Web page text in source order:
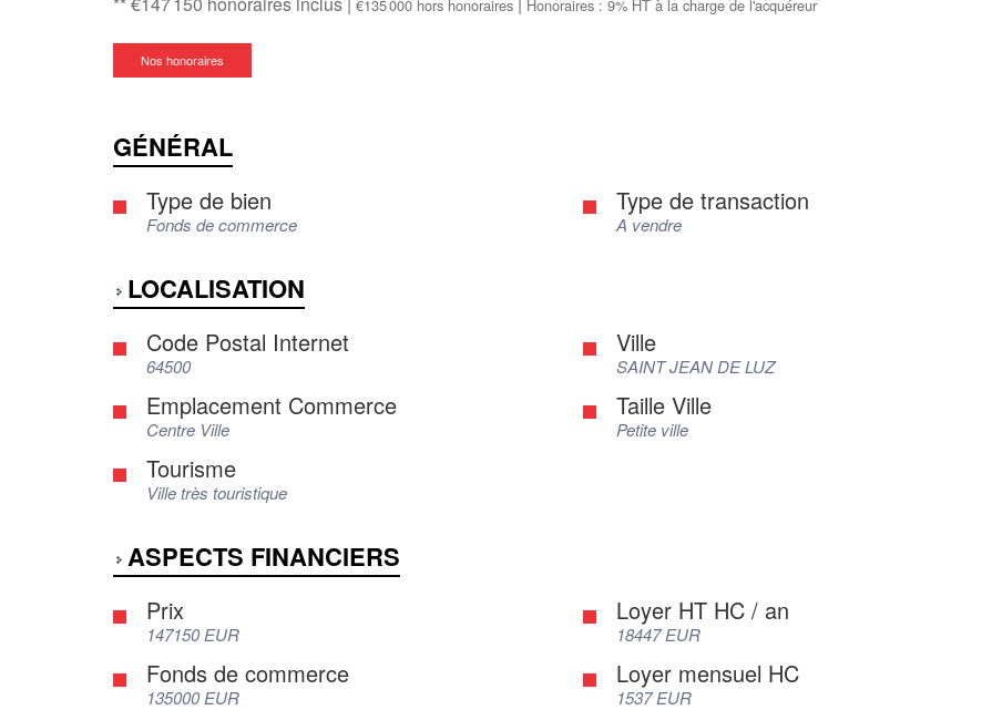
€135 000 hors honoraires Honoraires : 9% HT à la charge de l'acquéreur
Nos honoraires
GÉNÉRAL
Type de bien
Fonds de commerce
Type de transaction
A vendre
LOCALISATION
Code Postal Internet
64500
Ville
SAINT JEAN DE LUZ
Emplacement Commerce
Centre Ville
Taille Ville
Petite ville
Tourisme
Ville très touristique
ASPECTS FINANCIERS
Prix
147150 EUR
Loyer HT HC / an
18447 EUR
Fonds de commerce
135000 EUR
Loyer mensuel HC
1537 EUR